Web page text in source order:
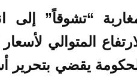
“تشوقاً” إلى
المتوالي
يقضي بتحرير